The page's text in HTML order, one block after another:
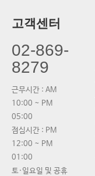
고객센터
02-869-
8279
근무시간 : AM
10:00 ~ PM
05:00
점심시간 : PM
12:00 ~ PM
01:00
토·일요일 및 공휴